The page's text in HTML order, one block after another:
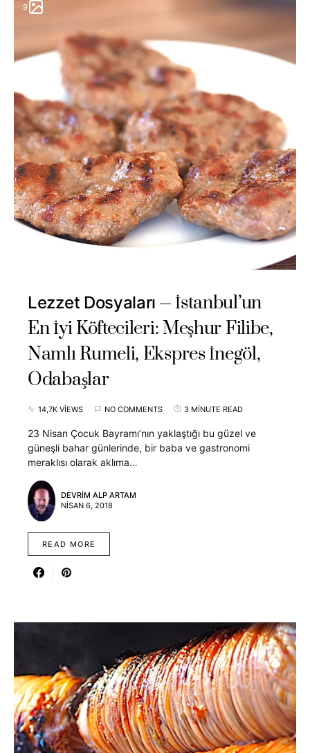
9
Lezzet Dosyaları
İstanbul’un
En İyi Köftecileri: Meşhur Filibe,
Namlı Rumeli, Ekspres İnegöl,
Odabaşlar
14,7K VIEWS NO COMMENTS 3 MINUTE READ
23 Nisan Çocuk Bayramı’nın yaklaştığı bu güzel ve
güneşli bahar günlerinde, bir baba ve gastronomi
meraklısı olarak aklıma…
DEVRIM ALP ARTAM
NISAN 6, 2018
READ MORE